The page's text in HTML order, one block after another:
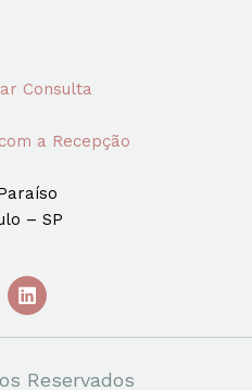
Consulta
a Recepção
– SP
Reservados